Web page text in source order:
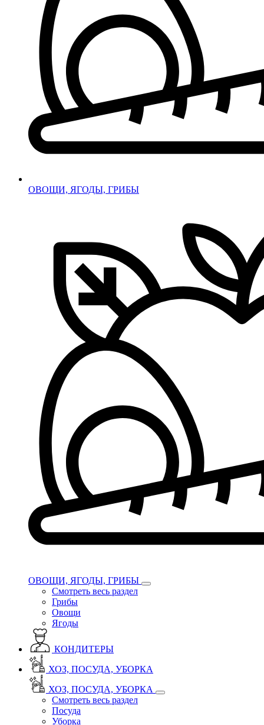
ОВОЩИ, ЯГОДЫ, ГРИБЫ
ОВОЩИ, ЯГОДЫ, ГРИБЫ
Смотреть весь раздел
Грибы
Овощи
Ягоды
КОНДИТЕРЫ
ХОЗ, ПОСУДА, УБОРКА
ХОЗ, ПОСУДА, УБОРКА
Смотреть весь раздел
Посуда
Уборка